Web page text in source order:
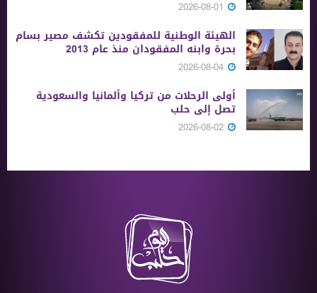
الهيئة الوطنية للمفقودين تكشف مصير بسام
بحرة وابنه المفقودان منذ عام 2013
أولى الرحلات من ‏تركيا وألمانيا والسعودية
تصل إلى حلب